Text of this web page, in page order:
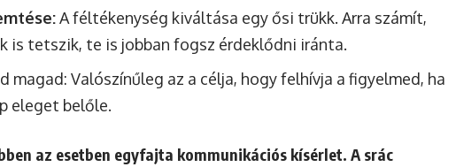
A féltékenység kiváltása egy ősi trükk. Arra számít,
is tetszik, te is jobban fogsz érdeklődni iránta.
magad: Valószínűleg az a célja, hogy felhívja a figyelmed, ha
eleget belőle.
az esetben egyfajta kommunikációs kísérlet. A srác